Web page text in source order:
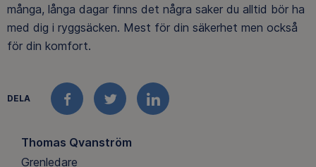
många, långa dagar finns det några saker du alltid bör ha
med dig i ryggsäcken. Mest för din säkerhet men också
för din komfort.
DELA
FACEBOOKTWITTERLINKEDIN
Thomas Qvanström
Grenledare